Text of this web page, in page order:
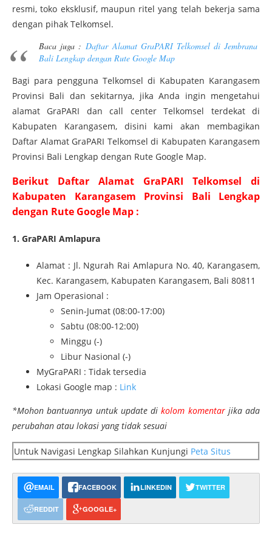
resmi, toko eksklusif, maupun ritel yang telah bekerja sama
dengan pihak Telkomsel.
Baca juga : Daftar Alamat GraPARI Telkomsel di Jembrana
Bali Lengkap dengan Rute Google Map
Bagi para pengguna Telkomsel di Kabupaten Karangasem
Provinsi Bali dan sekitarnya, jika Anda ingin mengetahui
alamat GraPARI dan call center Telkomsel terdekat di
Kabupaten Karangasem, disini kami akan membagikan
Daftar Alamat GraPARI Telkomsel di Kabupaten Karangasem
Provinsi Bali Lengkap dengan Rute Google Map.
Berikut Daftar Alamat GraPARI Telkomsel di
Kabupaten Karangasem Provinsi Bali Lengkap
dengan Rute Google Map :
1. GraPARI Amlapura
Alamat : Jl. Ngurah Rai Amlapura No. 40, Karangasem,
Kec. Karangasem, Kabupaten Karangasem, Bali 80811
Jam Operasional :
Senin-Jumat (08:00-17:00)
Sabtu (08:00-12:00)
Minggu (-)
Libur Nasional (-)
MyGraPARI : Tidak tersedia
Lokasi Google map : Link
*Mohon bantuannya untuk update dikolom komentarjika ada
perubahan atau lokasi yang tidak sesuai
Untuk Navigasi Lengkap Silahkan Kunjungi Peta Situs
EMAIL FACEBOOK LINKEDIN TWITTER
REDDIT GOOGLE+